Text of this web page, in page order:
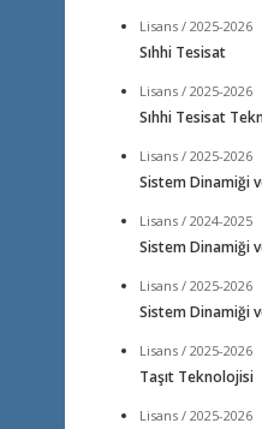
Lisans / 2025-2026
Sıhhi Tesisat
Lisans / 2025-2026
Sıhhi Tesisat
Lisans / 2025-2026
Sistem Dinamiği
Lisans / 2024-2025
Sistem Dinamiği
Lisans / 2025-2026
Sistem Dinamiği
Lisans / 2025-2026
Taşıt Teknolojisi
Lisans / 2025-2026